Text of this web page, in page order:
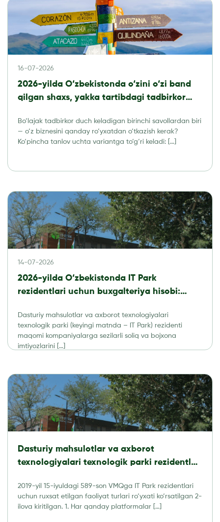
16-07-2026
2026-yilda O‘zbekistonda o‘zini o‘zi band
qilgan shaxs, yakka tartibdagi tadbirkor
kerak?
Bo‘lajak tadbirkor duch keladigan birinchi savollardan biri
— o‘z biznesini qanday ro‘yxatdan o‘tkazish kerak?
Ko‘pincha tanlov uchta variantga to‘g‘ri keladi: […]
14-07-2026
2026-yilda O‘zbekistonda IT Park
rezidentlari uchun buxgalteriya hisobi:
Dasturiy mahsulotlar va axborot texnologiyalari
texnologik parki (keyingi matnda – IT Park) rezidenti
maqomi kompaniyalarga sezilarli soliq va bojxona
imtiyozlarini […]
Dasturiy mahsulotlar va axborot
texnologiyalari texnologik parki rezidentlari
etilgan faoliyat turlari RO’YXATI
2019-yil 15-iyuldagi 589-son VMQga IT Park rezidentlari
uchun ruxsat etilgan faoliyat turlari ro‘yxati ko‘rsatilgan 2-
ilova kiritilgan. 1. Har qanday platformalar […]